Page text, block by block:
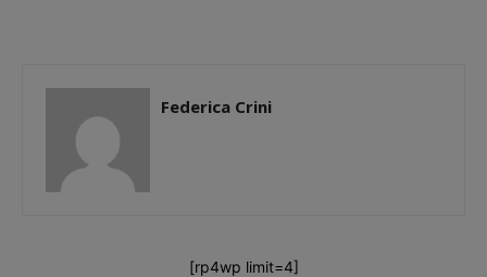
Federica Crini
[rp4wp limit=4]